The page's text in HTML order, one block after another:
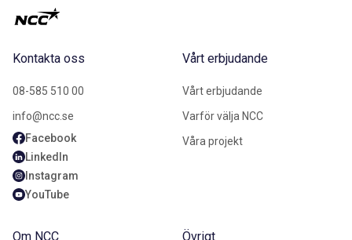
Kontakta oss
08-585 510 00
info@ncc.se
Facebook
LinkedIn
Instagram
YouTube
Vårt erbjudande
Vårt erbjudande
Varför välja NCC
Våra projekt
Om NCC Övrigt